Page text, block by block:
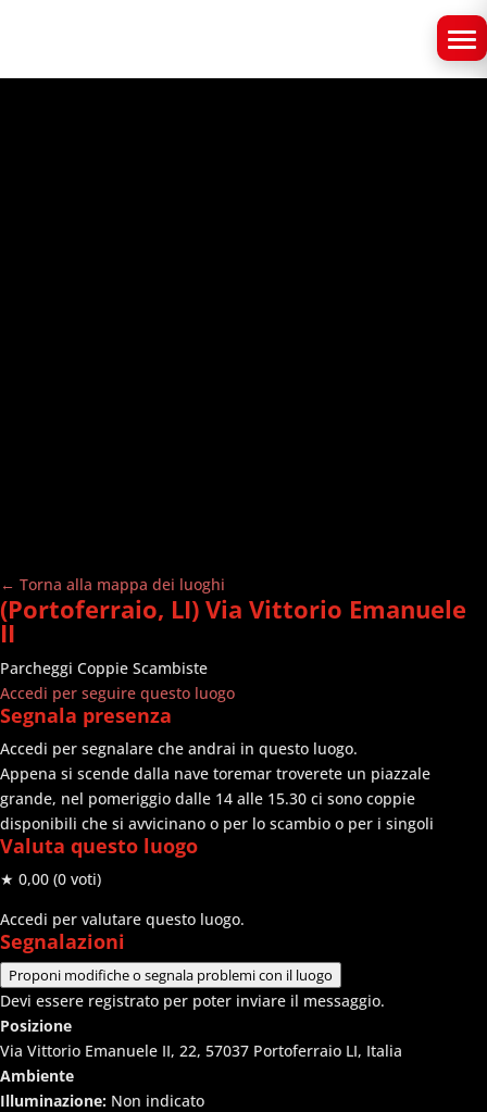
← Torna alla mappa dei luoghi
(Portoferraio, LI) Via Vittorio Emanuele
II
Parcheggi Coppie Scambiste
Accedi per seguire questo luogo
Segnala presenza
Accedi per segnalare che andrai in questo luogo.
Appena si scende dalla nave toremar troverete un piazzale
grande, nel pomeriggio dalle 14 alle 15.30 ci sono coppie
disponibili che si avvicinano o per lo scambio o per i singoli
Valuta questo luogo
★ 0,00 (0 voti)
Accedi per valutare questo luogo.
Segnalazioni
Proponi modifiche o segnala problemi con il luogo
Devi essere registrato per poter inviare il messaggio.
Posizione
Via Vittorio Emanuele II, 22, 57037 Portoferraio LI, Italia
Ambiente
Illuminazione: Non indicato